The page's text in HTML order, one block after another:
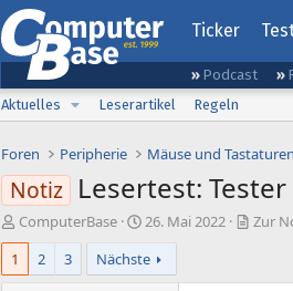
Ticker
Podcast
Aktuelles
Leserartikel Regeln
Foren Peripherie Mäuse und Tastaturen
Notiz Lesertest:
E
r
t
ComputerBase
E
r
s
t
26. Mai 2022
Zur
1
2 3 Nächste